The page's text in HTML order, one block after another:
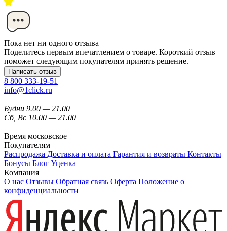
Пока нет ни одного отзыва
Поделитесь первым впечатлением о товаре. Короткий отзыв
поможет следующим покупателям принять решение.
Написать отзыв
8 800 333-19-51
info@1click.ru
Будни 9.00 — 21.00
Сб, Вс 10.00 — 21.00
Время московское
Покупателям
Распродажа Доставка и оплата Гарантия и возвраты Контакты
Бонусы Блог Уценка
Компания
О нас Отзывы Обратная связь Оферта Положение о
конфиденциальности